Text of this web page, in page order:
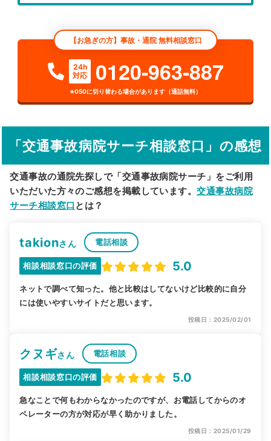
検索する
詳細条件で絞り込む
その他の検索方法
駅から探す 院名から探す
【お急ぎの方】事故・通院 無料相談窓口
24h
対応
0120-963-887
※050に切り替わる場合があります（通話無料）
「交通事故病院サーチ相談窓口」の感想
交通事故の通院先探しで「交通事故病院サーチ」をご利用
いただいた方々のご感想を掲載しています。交通事故病院
サーチ相談窓口 とは？
takionさん 電話相談
相談相談窓口の評価 5.0
ネットで調べて知った。他と比較はしてないけど比較的に自分
には使いやすいサイトだと思います。
投稿日：2025/02/01
クヌギさん 電話相談
相談相談窓口の評価 5.0
急なことで何もわからなかったのですが、お電話してからのオ
ペレーターの方が対応が早く助かりました。
投稿日：2025/01/29